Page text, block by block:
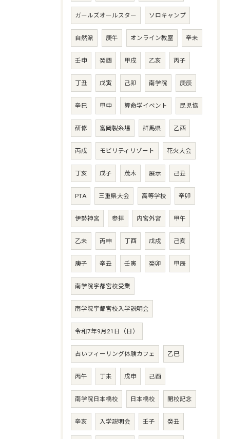
ガールズオールスター ソロキャンプ
自然派 庚午 オンライン教室 辛未
壬申 癸酉 甲戌 乙亥 丙子
丁丑 戊寅 己卯 南学院 庚辰
辛巳 甲申 算命学イベント 民児協
研修 富岡製糸場 群馬県 乙酉
丙戌 モビリティリゾート 花火大会
丁亥 戊子 茂木 展示 己丑
PTA 三重県大会 高等学校 辛卯
伊勢神宮 参拝 内宮外宮 甲午
乙未 丙申 丁酉 戊戌 己亥
庚子 辛丑 壬寅 癸卯 甲辰
南学院宇都宮校受業
南学院宇都宮校入学説明会
令和7年9月21日（日）
占いフィーリング体験カフェ 乙巳
丙午 丁未 戊申 己酉
南学院日本橋校 日本橋校 開校記念
辛亥 入学説明会 壬子 癸丑